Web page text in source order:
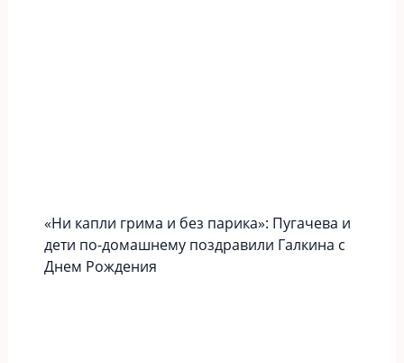
«Ни капли грима и без парика»: Пугачева и
дети по-домашнему поздравили Галкина с
Днем Рождения